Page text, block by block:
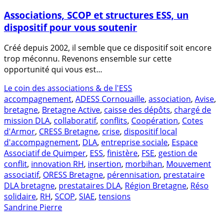
Associations, SCOP et structures ESS, un
dispositif pour vous soutenir
Créé depuis 2002, il semble que ce dispositif soit encore
trop méconnu. Revenons ensemble sur cette
opportunité qui vous est...
Le coin des associations & de l'ESS
accompagnement, ADESS Cornouaille, association, Avise,
bretagne, Bretagne Active, caisse des dépôts, chargé de
mission DLA, collaboratif, conflits, Coopération, Cotes
d'Armor, CRESS Bretagne, crise, dispositif local
d'accompagnement, DLA, entreprise sociale, Espace
Associatif de Quimper, ESS, finistère, FSE, gestion de
conflit, innovation RH, insertion, morbihan, Mouvement
associatif, ORESS Bretagne, pérennisation, prestataire
DLA bretagne, prestataires DLA, Région Bretagne, Réso
solidaire, RH, SCOP, SIAE, tensions
Sandrine Pierre